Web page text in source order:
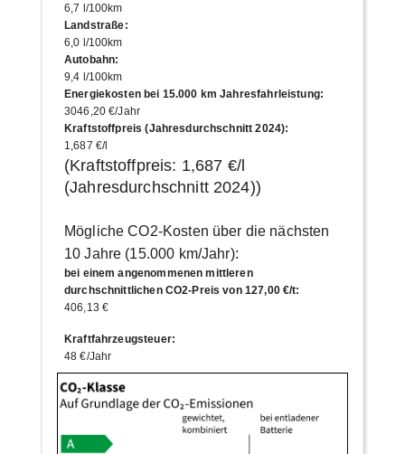
6,7 l/100km
Landstraße:
6,0 l/100km
Autobahn:
9,4 l/100km
Energiekosten bei 15.000 km Jahresfahrleistung:
3046,20 €/Jahr
Kraftstoffpreis (Jahresdurchschnitt 2024):
1,687 €/l
(Kraftstoffpreis: 1,687 €/l
(Jahresdurchschnitt 2024))
Mögliche CO2-Kosten über die nächsten
10 Jahre (15.000 km/Jahr):
bei einem angenommenen mittleren
durchschnittlichen CO2-Preis von 127,00 €/t:
406,13 €
Kraftfahrzeugsteuer:
48 €/Jahr